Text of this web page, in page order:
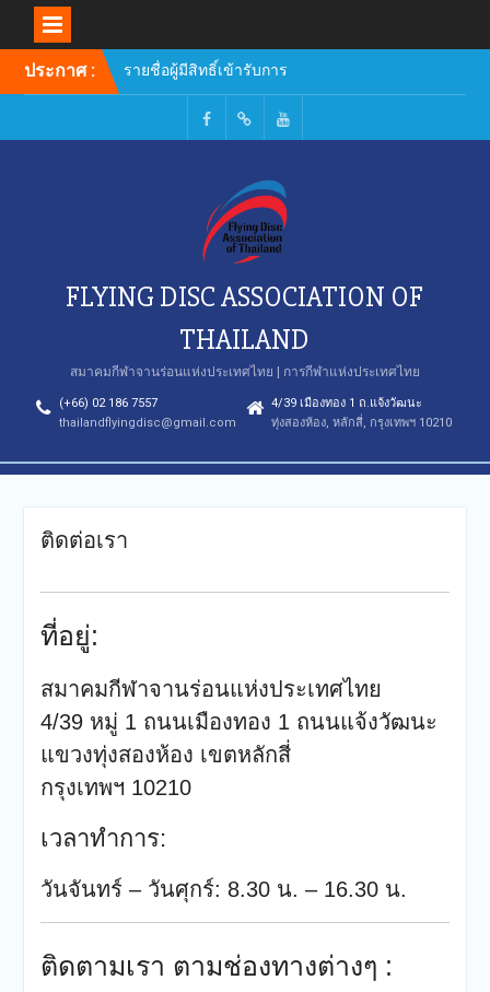
ประกาศ :
รายชื่อผู้มีสิทธิ์เข้ารับการ
อบรมหลักสูตรผู้ฝึกสอน
Facebook
TikTokYoutube
FLYING DISC ASSOCIATION OF
THAILAND
สมาคมกีฬาจานร่อนแห่งประเทศไทย | การกีฬาแห่งประเทศไทย
(+66) 02 186 7557
thailandflyingdisc@gmail.com
4/39 เมืองทอง 1 ถ.แจ้งวัฒนะ
ทุ่งสองห้อง, หลักสี่, กรุงเทพฯ 10210
ติดต่อเรา
ที่อยู่:
สมาคมกีฬาจานร่อนแห่งประเทศไทย
4/39 หมู่ 1 ถนนเมืองทอง 1 ถนนแจ้งวัฒนะ
แขวงทุ่งสองห้อง เขตหลักสี่
กรุงเทพฯ 10210
เวลาทำการ:
วันจันทร์ – วันศุกร์: 8.30 น. – 16.30 น.
ติดตามเรา ตามช่องทางต่างๆ :